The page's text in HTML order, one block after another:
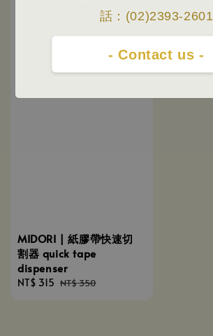
話：(02)2393-2601
- Contact us -
MIDORI | 紙膠帶快速切
割器 quick tape
dispenser
Sale
NT$ 315 Regular
NT$ 350